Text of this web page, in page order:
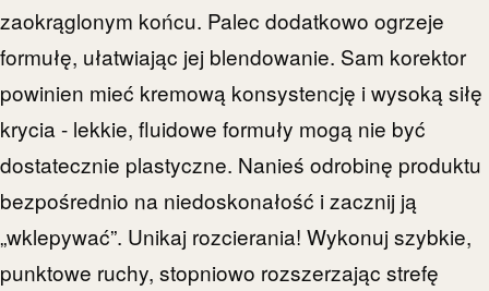
zaokrąglonym końcu. Palec dodatkowo ogrzeje
formułę, ułatwiając jej blendowanie. Sam korektor
powinien mieć kremową konsystencję i wysoką siłę
krycia - lekkie, fluidowe formuły mogą nie być
dostatecznie plastyczne. Nanieś odrobinę produktu
bezpośrednio na niedoskonałość i zacznij ją
„wklepywać”. Unikaj rozcierania! Wykonuj szybkie,
punktowe ruchy, stopniowo rozszerzając strefę